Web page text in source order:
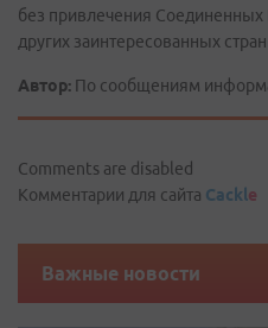
без привлечения
других заинтересованных
Автор: По сообщениям
Comments are disabled
Комментарии для сайта Cackle
Важные новости